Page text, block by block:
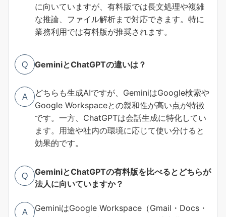
に向いていますが、有料版では長文処理や複雑
な推論、ファイル解析まで対応できます。特に
業務利用では有料版が推奨されます。
Q GeminiとChatGPTの違いは？
A
どちらも生成AIですが、GeminiはGoogle検索や
Google Workspaceとの親和性が高い点が特徴
です。一方、ChatGPTは会話生成に特化してい
ます。用途や社内の環境に応じて使い分けると
効果的です。
Q
GeminiとChatGPTの有料版を比べるとどちらが
法人に向いていますか？
A
GeminiはGoogle Workspace（Gmail・Docs・